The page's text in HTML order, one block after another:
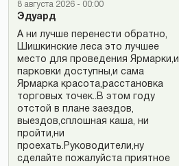
8 августа 2026 - 00:00
Эдуард
А ни лучше перенести обратно,
Шишкинские леса это лучшее
место для проведения Ярмарки,и
парковки доступны,и сама
Ярмарка красота,расстановка
торговых точек..В этом году
отстой в плане заездов,
выездов,сплошная каша, ни
пройти,ни
проехать.Руководители,ну
сделайте пожалуйста приятное